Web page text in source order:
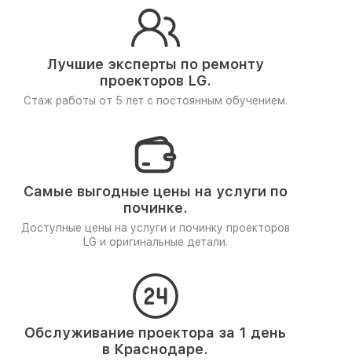
Лучшие эксперты по ремонту
проекторов LG.
Стаж работы от 5 лет с постоянным обучением.
Самые выгодные цены на услуги по
починке.
Доступные цены на услуги и починку проекторов
LG и оригинальные детали.
Обслуживание проектора за 1 день
в Краснодаре.